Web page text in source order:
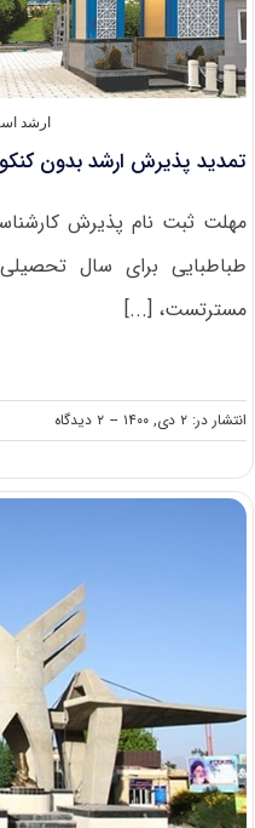
ارشد
تمدید پذیرش ارشد بدون کنکور ۱۴۰۱ دانشگاه علامه
مهلت ثبت نام پذیرش
مسترتست، [...]
انتشار در: ۲ دی, ۱۴۰۰ -- ۲ دیدگاه
on
تمدید
ارشد
علامه
طباطبایی